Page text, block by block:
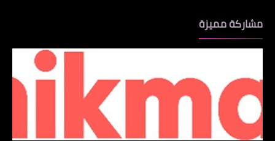
مشاركة مميزة